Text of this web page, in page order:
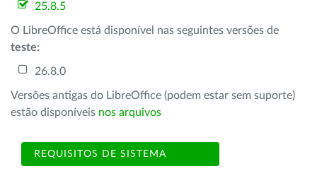
25.8.5
O LibreOffice está disponível nas seguintes versões de
teste:
26.8.0
Versões antigas do LibreOffice (podem estar sem suporte)
estão disponíveis nos arquivos
REQUISITOS DE SISTEMA